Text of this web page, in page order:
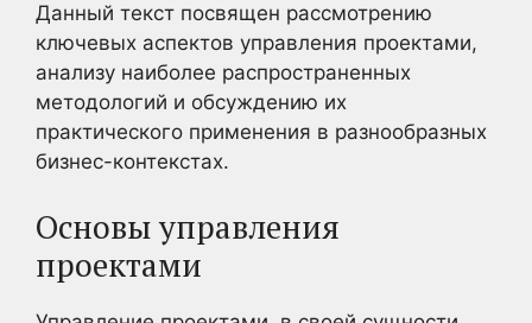
Данный текст посвящен рассмотрению
ключевых аспектов управления проектами,
анализу наиболее распространенных
методологий и обсуждению их
практического применения в разнообразных
бизнес-контекстах.
Основы управления
проектами